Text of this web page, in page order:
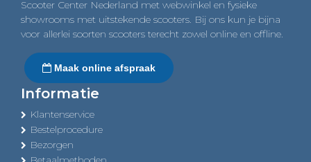
Scooter Center Nederland met webwinkel en fysieke
showrooms met uitstekende scooters. Bij ons kun je bijna
voor allerlei soorten scooters terecht zowel online en offline.
Maak online afspraak
Informatie
Klantenservice
Bestelprocedure
Bezorgen